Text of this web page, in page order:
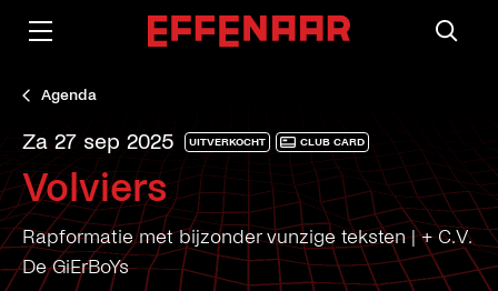
Agenda
za 27 sep 2025 UITVERKOCHT CLUB CARD
Volviers
Rapformatie met bijzonder vunzige teksten | + C.V.
De GiErBoYs